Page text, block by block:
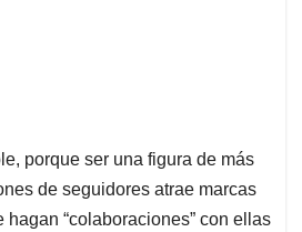
porque ser una figura de más
de seguidores atrae marcas
hagan “colaboraciones” con ellas